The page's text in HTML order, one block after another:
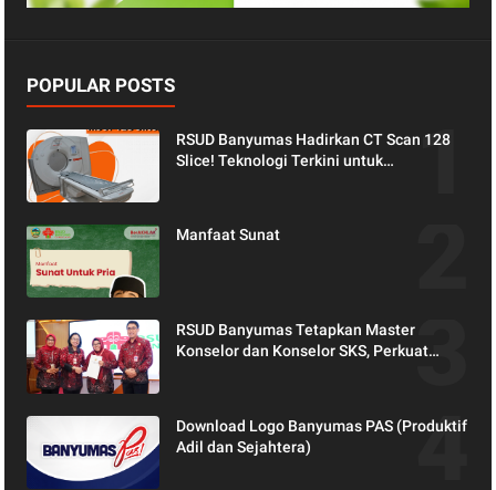
POPULAR POSTS
RSUD Banyumas Hadirkan CT Scan 128
Slice! Teknologi Terkini untuk
Manfaat Sunat
RSUD Banyumas Tetapkan Master
Konselor dan Konselor SKS, Perkuat
Download Logo Banyumas PAS (Produktif
Adil dan Sejahtera)